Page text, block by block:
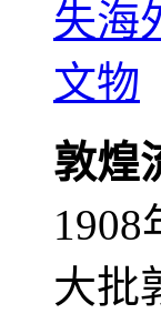
敦煌
大批